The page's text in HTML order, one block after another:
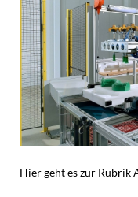
Hier geht es zur